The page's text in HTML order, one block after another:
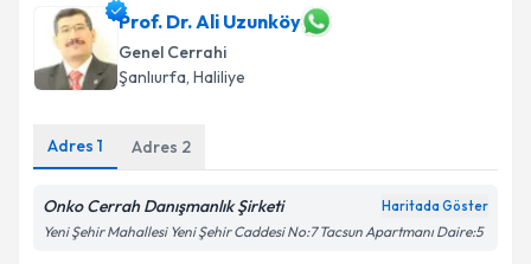
Prof. Dr. Ali Uzunköy
Genel Cerrahi
Şanlıurfa, Haliliye
Adres 1 Adres 2
Onko Cerrah Danışmanlık Şirketi Haritada Göster
Yeni Şehir Mahallesi Yeni Şehir Caddesi No:7 Tacsun Apartmanı Daire:5